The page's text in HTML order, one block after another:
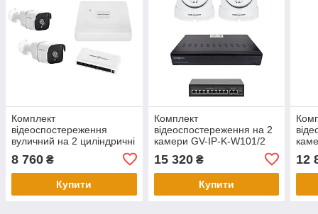
Комплект
відеоспостереження
вуличний на 2 циліндричні
5MP (Lite)
8 760 ₴
Купити
Комплект
відеоспостереження на 2
камери GV-IP-K-W101/2
15 320₴
Купити
12